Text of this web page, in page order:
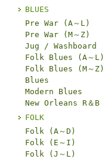
BLUES
Pre War (A～L)
Pre War (M～Z)
Jug / Washboard
Folk Blues (A～L)
Folk Blues (M～Z)
Blues
Modern Blues
New Orleans R＆B
FOLK
Folk (A～D)
Folk (E～I)
Folk (J～L)